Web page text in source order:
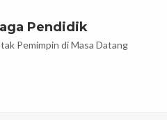
Pendidik
Pemimpin di Masa Datang